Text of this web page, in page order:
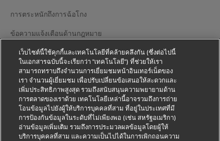
การตระหนักถึงการฉ้อโกง
ข้อความแจ้งเตือนด้านกฎหมาย
ข้อตกลงในการใช้งาน
ข้อความแจ้งเตือนความเป็นส่วนตัว
ข้อมูลเพิ่มเติม
การตั้งค่าคุกกี้
ติดตามเรา
เว็บไซต์นี้ใช้คุกกี้และเทคโนโลยีที่คล้ายคลึงกัน (ซึ่งต่อไปนี้
ในเอกสารฉบับนี้จะเรียกว่า "เทคโนโลยี") ที่ช่วยให้เรา
สามารถทราบถึงจำนวนการเยี่ยมชมหน้าอินเทอร์เน็ตของ
เรา จำนวนผู้เยี่ยมชม เพื่อปรับเปลี่ยนข้อเสนอให้สะดวกและ
เพิ่มประสิทธิภาพสูงสุด รวมถึงสนับสนุนความพยายามด้าน
การตลาดของเราด้วย เทคโนโลยีเหล่านี้อาจรวมถึงการถ่าย
โอนข้อมูลไปยังผู้ให้บริการบุคคลที่สาม ที่อยู่ในประเทศที่มี
การป้องกันข้อมูลในระดับที่ไม่เพียงพอ (เช่น สหรัฐอเมริกา)
อ่านข้อมูลเพิ่มเติม รวมถึงการประมวลผลข้อมูลโดยผู้ให้
บริการบุคคลที่สาม และความเป็นไปได้ในการเพิกถอนความ